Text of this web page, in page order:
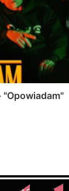
"Opowiadam"